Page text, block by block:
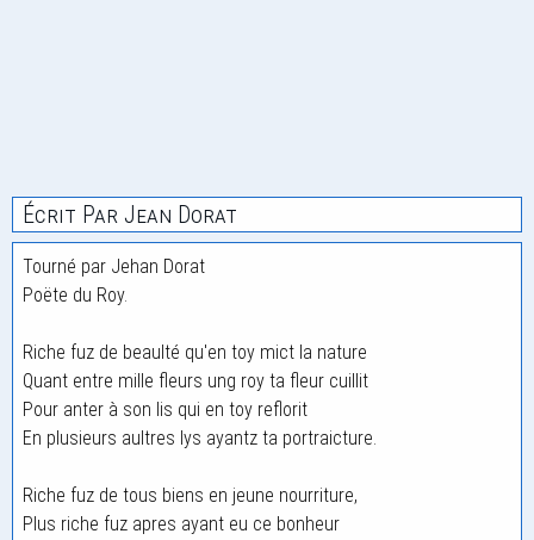
Écrit Par Jean Dorat
Tourné par Jehan Dorat
Poëte du Roy.
Riche fuz de beaulté qu'en toy mict la nature
Quant entre mille fleurs ung roy ta fleur cuillit
Pour anter à son lis qui en toy reflorit
En plusieurs aultres lys ayantz ta portraicture.
Riche fuz de tous biens en jeune nourriture,
Plus riche fuz apres ayant eu ce bonheur